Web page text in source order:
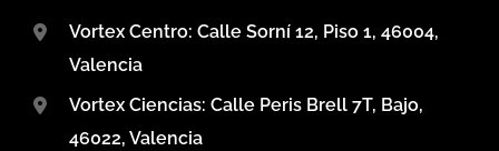
Vortex Centro: Calle Sorní 12, Piso 1, 46004,
Valencia
Vortex Ciencias: Calle Peris Brell 7T, Bajo,
46022, Valencia